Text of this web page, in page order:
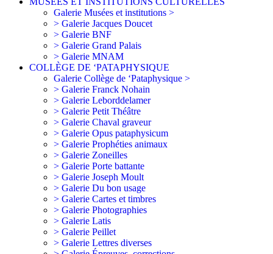
Galerie Musées et institutions >
> Galerie Jacques Doucet
> Galerie BNF
> Galerie Grand Palais
> Galerie MNAM
COLLÈGE DE ‘PATAPHYSIQUE
Galerie Collège de ‘Pataphysique >
> Galerie Franck Nohain
> Galerie Leborddelamer
> Galerie Petit Théâtre
> Galerie Chaval graveur
> Galerie Opus pataphysicum
> Galerie Prophéties animaux
> Galerie Zoneilles
> Galerie Porte battante
> Galerie Joseph Moult
> Galerie Du bon usage
> Galerie Cartes et timbres
> Galerie Photographies
> Galerie Latis
> Galerie Peillet
> Galerie Lettres diverses